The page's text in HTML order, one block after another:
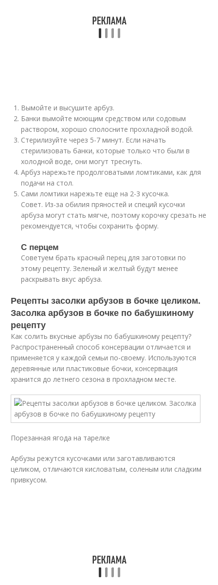
Вымойте и высушите арбуз.
Банки вымойте моющим средством или содовым
раствором, хорошо сполосните прохладной водой.
Стерилизуйте через 5-7 минут. Если начать
стерилизовать банки, которые только что были в
холодной воде, они могут треснуть.
Арбуз нарежьте продолговатыми ломтиками, как для
подачи на стол.
Сами ломтики нарежьте еще на 2-3 кусочка.
Совет. Из-за обилия пряностей и специй кусочки
арбуза могут стать мягче, поэтому корочку срезать не
рекомендуется, чтобы сохранить форму.
С перцем
Советуем брать красный перец для заготовки по
этому рецепту. Зеленый и желтый будут менее
раскрывать вкус арбуза.
Рецепты засолки арбузов в бочке целиком.
Засолка арбузов в бочке по бабушкиному
рецепту
Как солить вкусные арбузы по бабушкиному рецепту?
Распространенный способ консервации отличается и
применяется у каждой семьи по-своему. Используются
деревянные или пластиковые бочки, консервация
хранится до летнего сезона в прохладном месте.
Порезанная ягода на тарелке
Арбузы режутся кусочками или заготавливаются
целиком, отличаются кисловатым, соленым или сладким
привкусом.